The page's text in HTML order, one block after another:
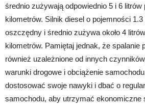
średnio zużywają odpowiednio 5 i 6 litrów
kilometrów. Silnik diesel o pojemności
oszczędny i średnio zużywa około 4
kilometrów. Pamiętaj jednak, że spalanie
również uzależnione od innych
warunki drogowe i obciążenie
dostosować swoje nawyki i dbać o
samochodu, aby utrzymać ekonomiczne